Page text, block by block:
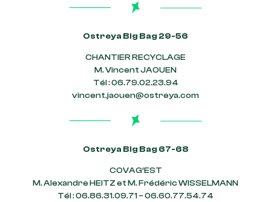
Ostreya Big Bag 29-56
CHANTIER RECYCLAGE
M. Vincent JAOUEN
Tél : 06.79.02.23.94
vincent.jaouen@ostreya.com
Ostreya Big Bag 67-68
COVAG’EST
M. Alexandre HEITZ et M. Frédéric WISSELMANN
Tél : 06.86.31.09.71 – 06.60.77.54.74